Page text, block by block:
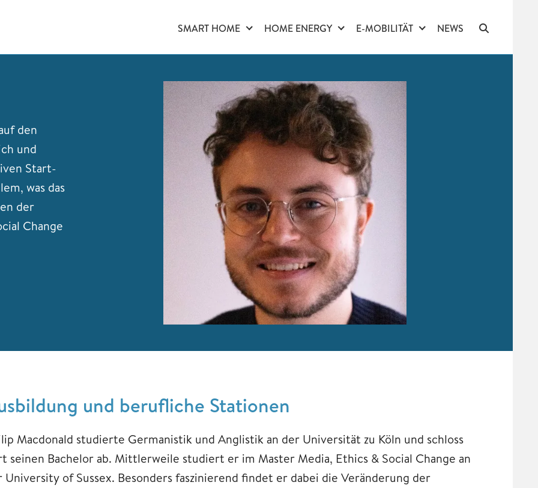
SMART HOME HOME ENERGY E-MOBILITÄT NEWS
den
und
Start-
was das
der
Change
und berufliche Stationen
Macdonald studierte Germanistik und Anglistik an der Universität zu Köln und schloss
seinen Bachelor ab. Mittlerweile studiert er im Master Media, Ethics & Social Change an
University of Sussex. Besonders faszinierend findet er dabei die Veränderung der